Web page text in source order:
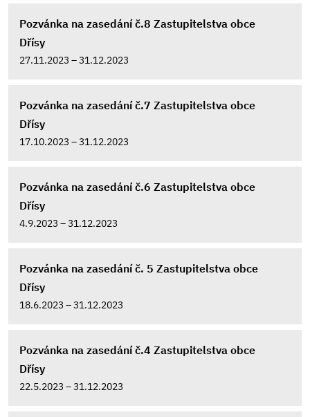
Pozvánka na zasedání č.8 Zastupitelstva obce
Dřísy
27.11.2023 – 31.12.2023
Pozvánka na zasedání č.7 Zastupitelstva obce
Dřísy
17.10.2023 – 31.12.2023
Pozvánka na zasedání č.6 Zastupitelstva obce
Dřísy
4.9.2023 – 31.12.2023
Pozvánka na zasedání č. 5 Zastupitelstva obce
Dřísy
18.6.2023 – 31.12.2023
Pozvánka na zasedání č.4 Zastupitelstva obce
Dřísy
22.5.2023 – 31.12.2023